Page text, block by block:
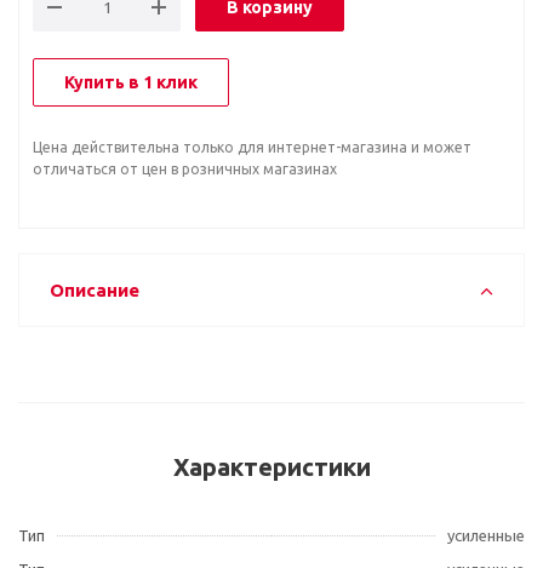
В корзину
Купить в 1 клик
Цена действительна только для интернет-магазина и может
отличаться от цен в розничных магазинах
Описание
Характеристики
Тип
усиленные